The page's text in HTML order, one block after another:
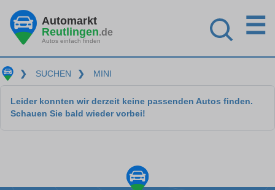
Automarkt
Reutlingen.de
Autos einfach finden
☰
❯ SUCHEN ❯ MINI
Leider konnten wir derzeit keine passenden Autos finden.
Schauen Sie bald wieder vorbei!